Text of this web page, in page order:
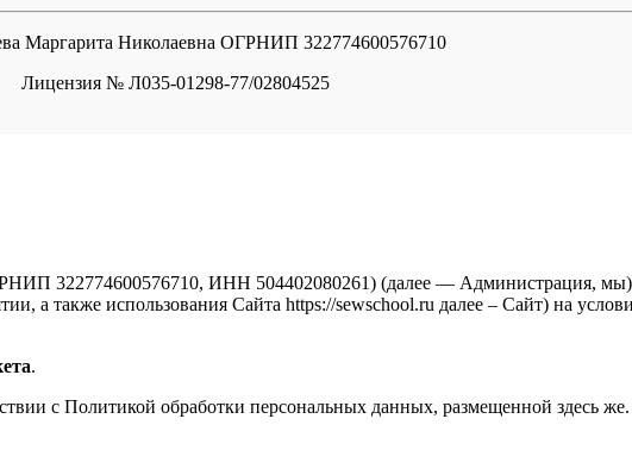
Маргарита Николаевна ОГРНИП 322774600576710
Лицензия № Л035-01298-77/02804525
322774600576710, ИНН 504402080261) (далее — Администрация, мы)
а также использования Сайта https://sewschool.ru далее – Сайт) на
.
с Политикой обработки персональных данных, размещенной здесь же.